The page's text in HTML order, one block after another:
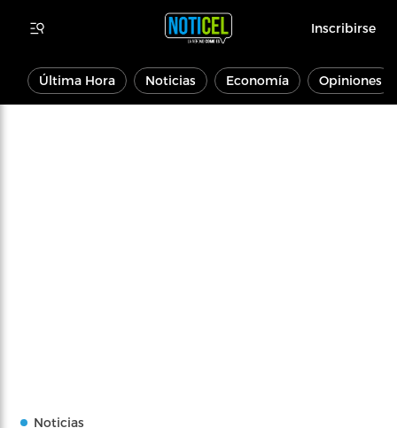
Inscribirse
Última Hora Noticias Economía Opiniones
Noticias